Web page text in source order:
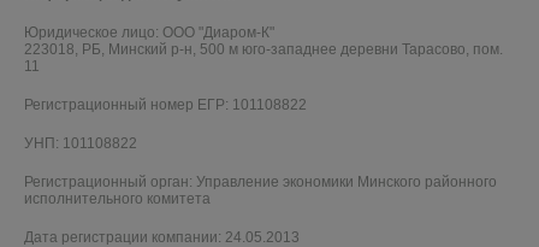
Юридическое лицо: ООО "Диаром-К"
223018, РБ, Минский р-н, 500 м юго-западнее деревни Тарасово, пом.
11
Регистрационный номер ЕГР: 101108822
УНП: 101108822
Регистрационный орган: Управление экономики Минского районного
исполнительного комитета
Дата регистрации компании: 24.05.2013